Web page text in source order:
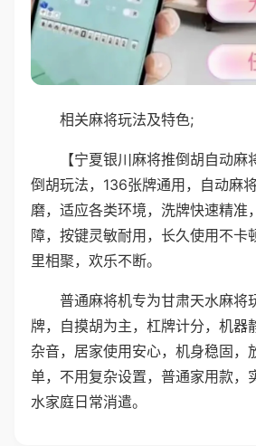
相关麻将玩法及特色;
【宁夏银川麻将推倒胡自动
倒胡玩法，136张牌通用，自动麻
磨，适应各类环境，洗牌快速精准
障，按键灵敏耐用，长久使用不卡
里相聚，欢乐不断。
普通麻将机专为甘肃天水麻将
牌，自摸胡为主，杠牌计分，机器
杂音，居家使用安心，机身稳固，
单，不用复杂设置，普通家用款，
水家庭日常消遣。